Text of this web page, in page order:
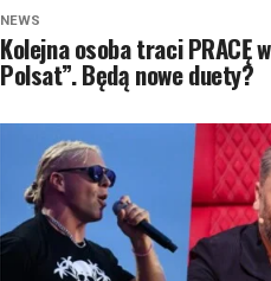
NEWS
Kolejna osoba traci PRACĘ
Polsat”. Będą nowe duety?